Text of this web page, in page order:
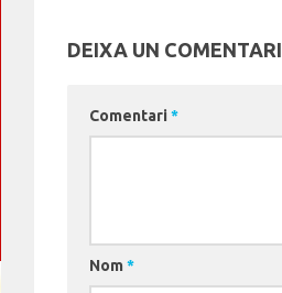
DEIXA UN COMENTARI
Comentari *
Nom *